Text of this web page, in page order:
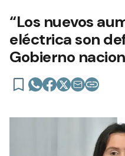
“Los nuevos
eléctrica son
Gobierno